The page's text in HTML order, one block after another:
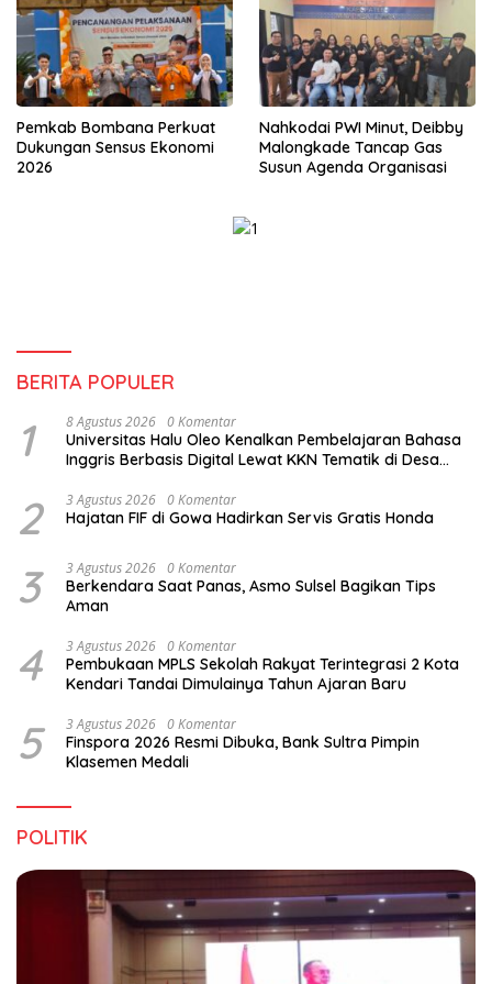
Pemkab Bombana Perkuat
Dukungan Sensus Ekonomi
2026
Nahkodai PWI Minut, Deibby
Malongkade Tancap Gas
Susun Agenda Organisasi
BERITA POPULER
1 8 Agustus 2026 0 Komentar
Universitas Halu Oleo Kenalkan Pembelajaran Bahasa
Inggris Berbasis Digital Lewat KKN Tematik di Desa
2 3 Agustus 2026 0 Komentar
Hajatan FIF di Gowa Hadirkan Servis Gratis Honda
3 3 Agustus 2026 0 Komentar
Berkendara Saat Panas, Asmo Sulsel Bagikan Tips
Aman
4 3 Agustus 2026 0 Komentar
Pembukaan MPLS Sekolah Rakyat Terintegrasi 2 Kota
Kendari Tandai Dimulainya Tahun Ajaran Baru
5 3 Agustus 2026 0 Komentar
Finspora 2026 Resmi Dibuka, Bank Sultra Pimpin
Klasemen Medali
POLITIK